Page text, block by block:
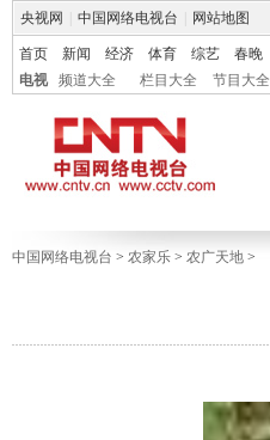
央视网 中国网络电视台 网站地图
首页 新闻 经济 体育 综艺 春晚
电视
频道大全 栏目大全 节目大全
中国网络电视台 > 农家乐 > 农广天地 >